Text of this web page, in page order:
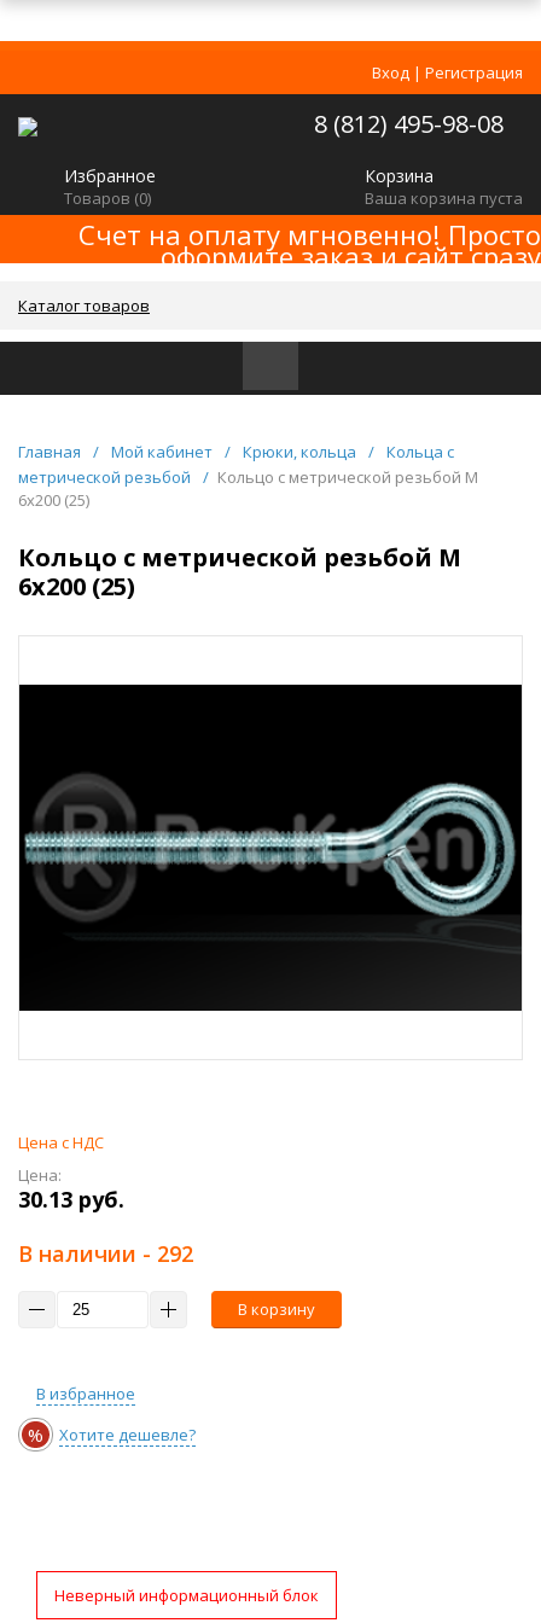
Вход | Регистрация
8 (812) 495-98-08
Избранное
Товаров (0)
Корзина
Ваша корзина пуста
Счет на оплату мгновенно! Просто
оформите заказ и сайт сразу
Каталог товаров
Главная / Мой кабинет / Крюки, кольца / Кольца с
метрической резьбой
/ Кольцо с метрической резьбой M
6x200 (25)
Кольцо с метрической резьбой M
6x200 (25)
Цена с НДС
Цена:
30.13 руб.
В наличии - 292
В корзину
В избранное
% Хотите дешевле?
Неверный информационный блок